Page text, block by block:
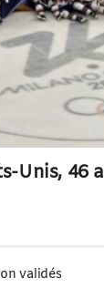
Unis, 46
validés